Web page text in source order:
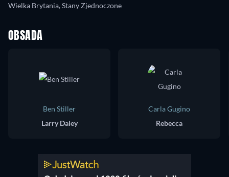
Wielka Brytania, Stany Zjednoczone
OBSADA
Ben Stiller
Larry Daley
Carla Gugino
Rebecca